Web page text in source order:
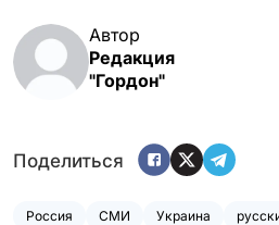
Автор
Редакция
"Гордон"
Поделиться
Россия СМИ Украина